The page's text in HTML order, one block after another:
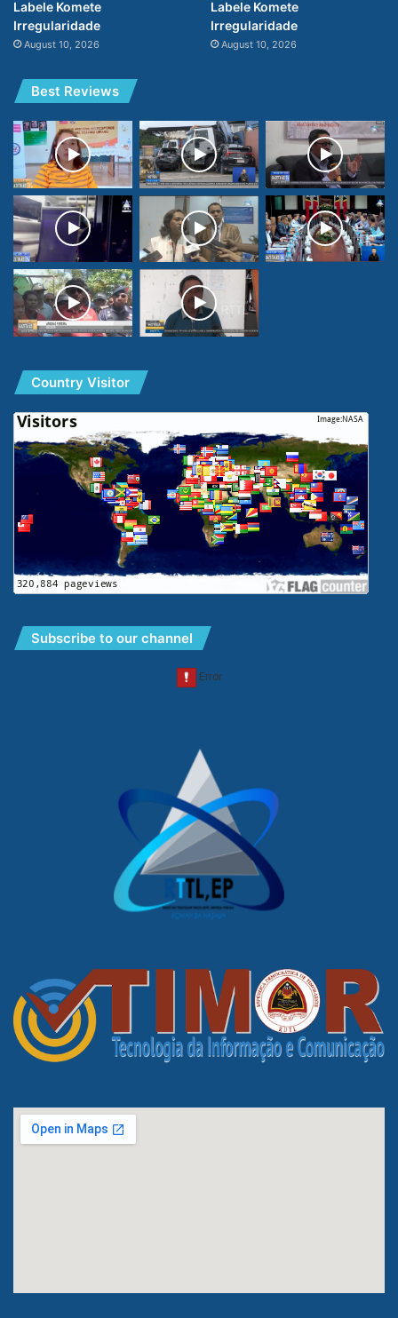
Labele Komete
Irregularidade
August 10, 2026
Labele Komete
Irregularidade
August 10, 2026
Best Reviews
Country Visitor
Subscribe to our channel